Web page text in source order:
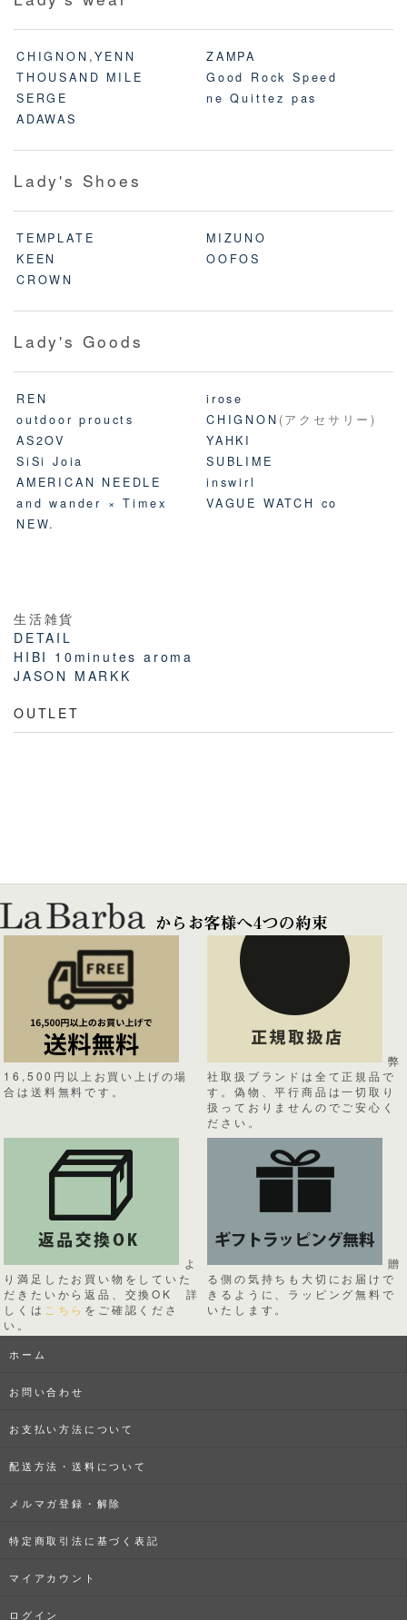
CHIGNON,YENN
ZAMPA
THOUSAND MILE
Good Rock Speed
SERGE
ne Quittez pas
ADAWAS
Lady's Shoes
TEMPLATE
MIZUNO
KEEN
OOFOS
CROWN
Lady's Goods
REN
irose
outdoor proucts
CHIGNON (アクセサリー)
AS2OV
YAHKI
SiSi Joia
SUBLIME
AMERICAN NEEDLE
inswirl
and wander × Timex
VAGUE WATCH co
NEW.
生活雑貨
DETAIL
HIBI 10minutes aroma
JASON MARKK
OUTLET
16,500円以上お買い上げの場
合は送料無料です。
弊
社取扱ブランドは全て正規品で
す。偽物、平行商品は一切取り
扱っておりませんのでご安心く
ださい。
よ
り満足したお買い物をしていた
だきたいから返品、交換OK 詳
しくは こちら をご確認くださ
い。
贈
る側の気持ちも大切にお届けで
きるように、ラッピング無料で
いたします。
ホーム
お問い合わせ
お支払い方法について
配送方法・送料について
メルマガ登録・解除
特定商取引法に基づく表記
マイアカウント
ログイン